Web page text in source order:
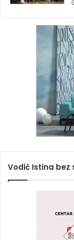
Vodič Istina bez